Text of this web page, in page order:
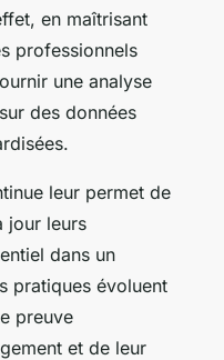
en maîtrisant
professionnels
une analyse
des données
leur permet de
jour leurs
dans un
pratiques évoluent
preuve
et de leur